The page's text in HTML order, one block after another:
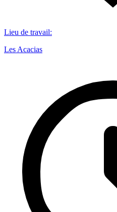
Lieu de travail:
Les Acacias